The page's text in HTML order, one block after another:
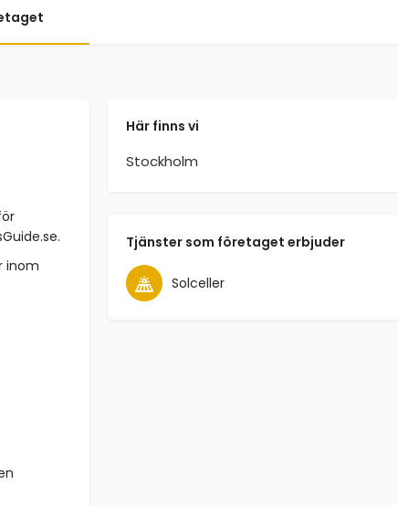
inom
Här finns vi
Stockholm
Tjänster som företaget erbjuder
Solceller